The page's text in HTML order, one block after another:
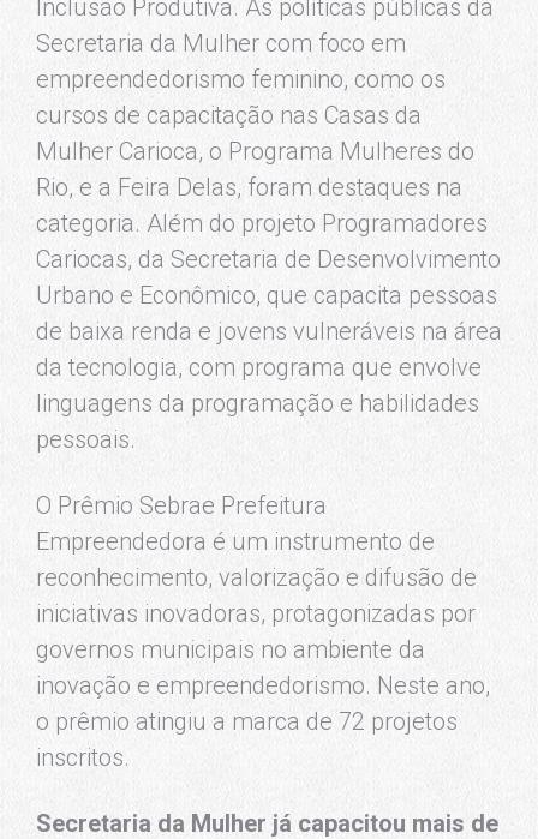
Inclusão Produtiva. As políticas públicas da
Secretaria da Mulher com foco em
empreendedorismo feminino, como os
cursos de capacitação nas Casas da
Mulher Carioca, o Programa Mulheres do
Rio, e a Feira Delas, foram destaques na
categoria. Além do projeto Programadores
Cariocas, da Secretaria de Desenvolvimento
Urbano e Econômico, que capacita pessoas
de baixa renda e jovens vulneráveis na área
da tecnologia, com programa que envolve
linguagens da programação e habilidades
pessoais.
O Prêmio Sebrae Prefeitura
Empreendedora é um instrumento de
reconhecimento, valorização e difusão de
iniciativas inovadoras, protagonizadas por
governos municipais no ambiente da
inovação e empreendedorismo. Neste ano,
o prêmio atingiu a marca de 72 projetos
inscritos.
Secretaria da Mulher já capacitou mais de